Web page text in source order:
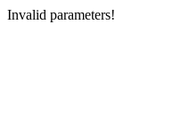
Invalid parameters!